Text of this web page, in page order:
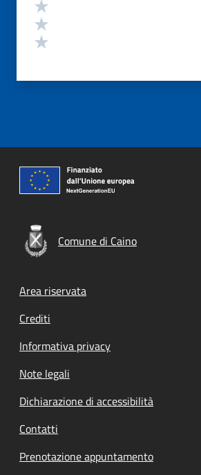
Comune di Caino
Footer menu
Area riservata
Crediti
Informativa privacy
Note legali
Dichiarazione di accessibilità
Contatti
Prenotazione appuntamento